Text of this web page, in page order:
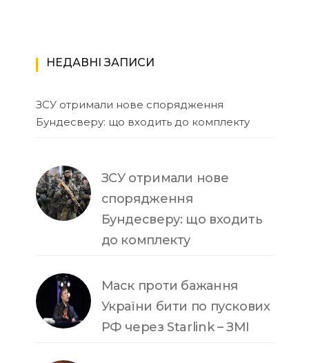
НЕДАВНІ ЗАПИСИ
ЗСУ отримали нове спорядження
Бундесверу: що входить до комплекту
ЗСУ отримали нове
спорядження
Бундесверу: що входить
до комплекту
Маск проти бажання
України бити по пускових
РФ через Starlink – ЗМІ